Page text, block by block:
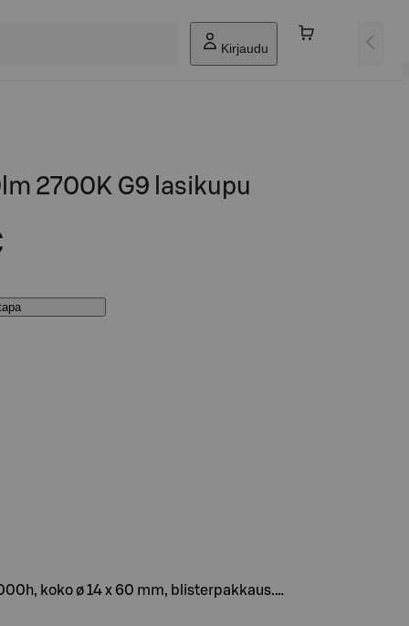
Kirjaudu
2700K G9 lasikupu
koko ø 14 x 60 mm, blisterpakkaus.…